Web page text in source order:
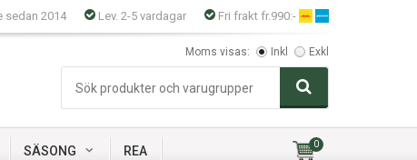
sedan 2014 Lev. 2-5 vardagar Fri frakt fr.990:-
Moms visas: Inkl Exkl
SÄSONG REA 0